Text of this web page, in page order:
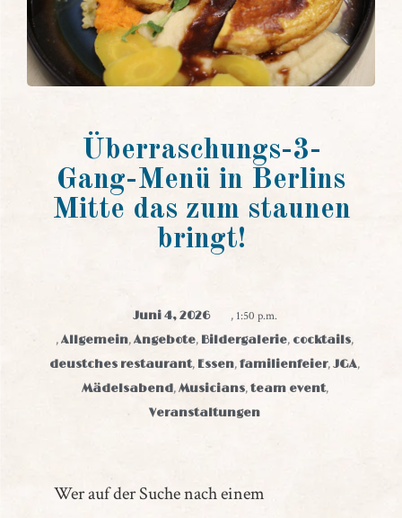
Überraschungs-3-
Gang-Menü in Berlins
Mitte das zum staunen
bringt!
Juni 4, 2026 , 1:50 p.m.
,Allgemein,Angebote, Bildergalerie, cocktails,
deustches restaurant, Essen,familienfeier,JGA,
Mädelsabend,Musicians,team event,
Veranstaltungen
Wer auf der Suche nach einem